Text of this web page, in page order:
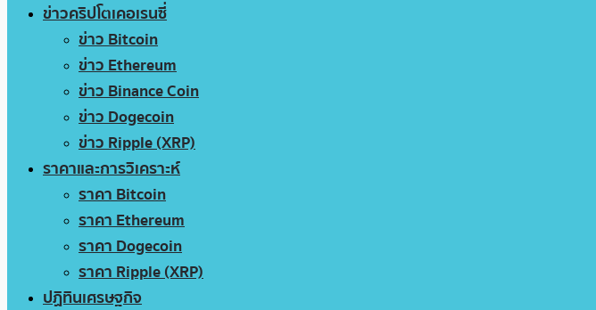
ข่าวคริปโตเคอเรนซี่
ข่าว Bitcoin
ข่าว Ethereum
ข่าว Binance Coin
ข่าว Dogecoin
ข่าว Ripple (XRP)
ราคาและการวิเคราะห์
ราคา Bitcoin
ราคา Ethereum
ราคา Dogecoin
ราคา Ripple (XRP)
ปฏิทินเศรษฐกิจ